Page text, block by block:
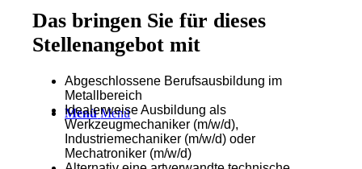
Menü Menü
Das bringen Sie für dieses
Stellenangebot mit
Abgeschlossene Berufsausbildung im
Metallbereich
Idealerweise Ausbildung als
Werkzeugmechaniker (m/w/d),
Industriemechaniker (m/w/d) oder
Mechatroniker (m/w/d)